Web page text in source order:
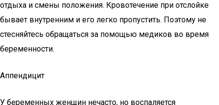
отдыха и смены положения. Кровотечение при отслойке
бывает внутренним и его легко пропустить. Поэтому не
стесняйтесь обращаться за помощью медиков во время
беременности.
Аппендицит
У беременных женщин нечасто, но воспаляется